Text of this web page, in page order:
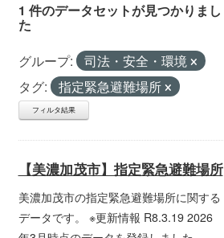
1 件のデータセットが見つかりまし
た
グループ:
司法・安全・環境
タグ:
指定緊急避難場所
フィルタ結果
【美濃加茂市】指定緊急避難場所
美濃加茂市の指定緊急避難場所に関する
データです。 ※更新情報 R8.3.19 2026